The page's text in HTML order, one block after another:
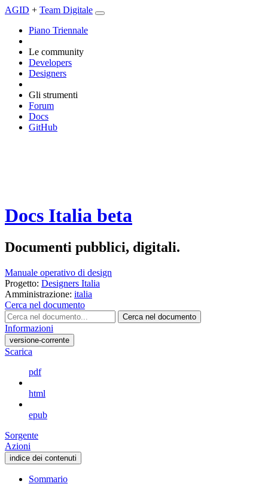
AGID + Team Digitale
Piano Triennale
Le community
Developers
Designers
Gli strumenti
Forum
Docs
GitHub
Docs Italia beta
Documenti pubblici, digitali.
Manuale operativo di design
Progetto: Designers Italia
Amministrazione: italia
Cerca nel documento
Cerca nel documento
Informazioni
versione-corrente
Scarica
pdf
html
epub
Sorgente
Azioni
indice dei contenuti
Sommario